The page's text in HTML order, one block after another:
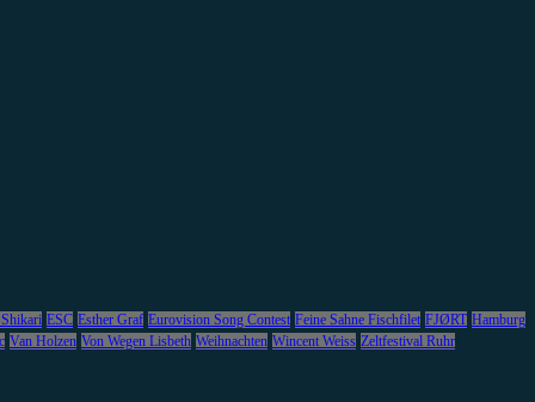
ESC Esther Graf Eurovision Song Contest Feine Sahne Fischfilet FJØRT Hamburg
Van Holzen Von Wegen Lisbeth Weihnachten Wincent Weiss Zeltfestival Ruhr